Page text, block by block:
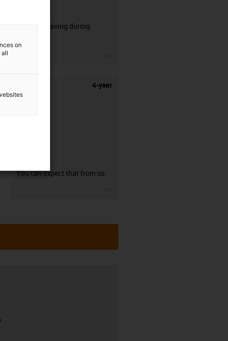
50% time saving during
4-year
You can expect that from us.
on
all